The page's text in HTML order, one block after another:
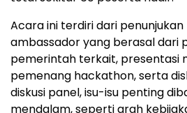
Acara ini terdiri dari
ambassador yang berasal dari
pemerintah terkait, presentasi
pemenang hackathon, serta
diskusi panel, isu-isu penting
mendalam, seperti arah